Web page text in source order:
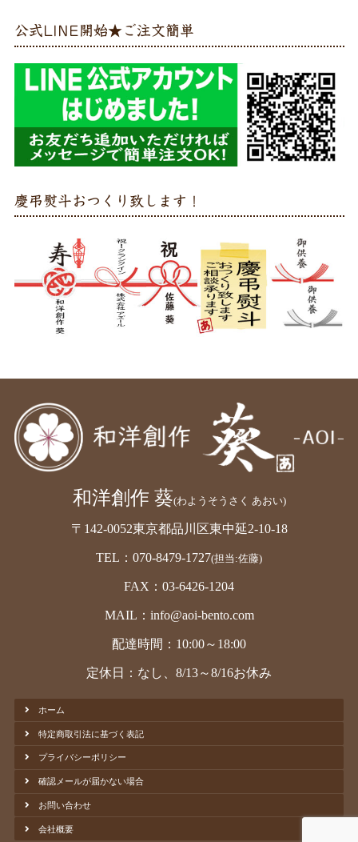
公式LINE開始★ご注文簡単
慶弔熨斗おつくり致します！
和洋創作 葵(わようそうさく あおい)
〒142-0052東京都品川区東中延2-10-18
TEL：070-8479-1727(担当:佐藤)
FAX：03-6426-1204
MAIL：info@aoi-bento.com
配達時間：10:00～18:00
定休日：なし、8/13～8/16お休み
ホーム
特定商取引法に基づく表記
プライバシーポリシー
確認メールが届かない場合
お問い合わせ
会社概要